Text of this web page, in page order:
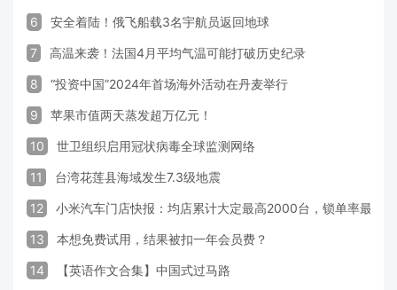
6 安全着陆！俄飞船载3名宇航员返回地球
7 高温来袭！法国4月平均气温可能打破历史纪录
8 “投资中国”2024年首场海外活动在丹麦举行
9 苹果市值两天蒸发超万亿元！
10 世卫组织启用冠状病毒全球监测网络
11 台湾花莲县海域发生7.3级地震
12 小米汽车门店快报：均店累计大定最高2000台，锁单率最高
13 本想免费试用，结果被扣一年会员费？
14 【英语作文合集】中国式过马路